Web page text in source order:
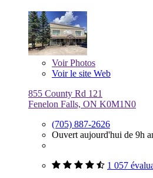
VoirPhotos
Voir le site Web
855 County Rd 121
Fenelon Falls, ON K0M1N0
(705) 887-2626
Ouvert aujourd'hui de 9h
1 057